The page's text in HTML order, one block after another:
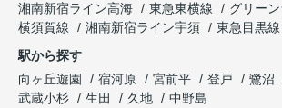
湘南新宿ライン高海
東急東横線
グリー
横須賀線
湘南新宿ライン宇須
東急目黒線
駅から探す
向ヶ丘遊園
宿河原 宮前平 登戸 鷺沼
武蔵小杉
生田 久地 中野島